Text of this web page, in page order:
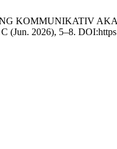
KOMMUNIKATIV
(Jun. 2026), 5–8.